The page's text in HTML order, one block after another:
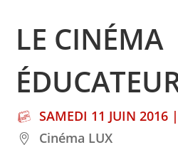
LE CINÉMA
SAMEDI 11 JUIN 2016
Cinéma LUX